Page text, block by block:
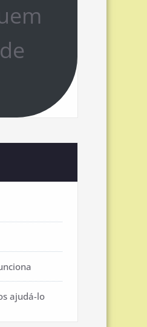
ajudá-lo